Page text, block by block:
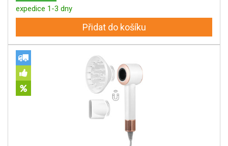
expedice 1-3 dny
Přidat do košíku